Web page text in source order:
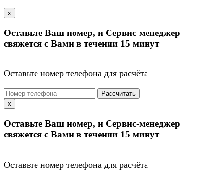
x
Оставьте Ваш номер, и Сервис-менеджер
свяжется с Вами в течении 15 минут
Оставьте номер телефона для расчёта
Рассчитать
x
Оставьте Ваш номер, и Сервис-менеджер
свяжется с Вами в течении 15 минут
Оставьте номер телефона для расчёта